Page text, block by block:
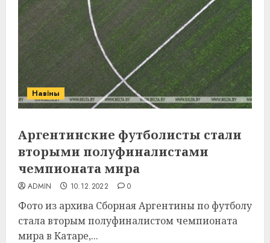
Навіны
Аргентинские футболисты стали
вторыми полуфиналистами
чемпионата мира
ADMIN 10.12.2022 0
Фото из архива Сборная Аргентины по футболу
стала вторым полуфиналистом чемпионата
мира в Катаре,...